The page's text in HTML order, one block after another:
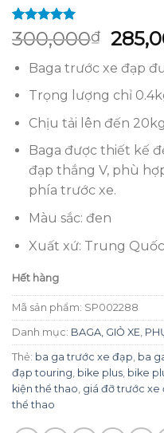
5.00trên 5
dựa trên
2
300,000₫ Giá
là:
Baga trước xe đạp
Trọng lượng chỉ
Chịu tải lên đến
Baga được thiết kế
đạp thắng V, phù
phía trước xe.
Màu sắc: đen
Xuất xứ: Trung Quốc
Hết hàng
Mã sản phẩm: SP002288
Danh mục: BAGA, GIỎ XE,
Thẻ: ba ga trước xe đạp, ba
đạp touring, bike plus, bike
kiện thể thao, giá đỡ trước xe
thể thao